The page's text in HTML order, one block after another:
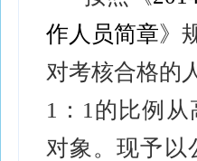
作人员简章》
对考核合格的
1
： 1 的比例从
对象。现予以